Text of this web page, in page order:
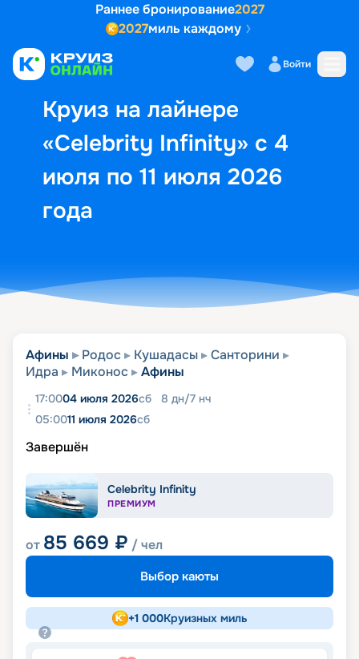
Раннее бронирование2027
2027миль каждому
Войти
Круиз на лайнере
«Celebrity Infinity» с 4
июля по 11 июля 2026
года
Выбор кают Маршрут и
Афины Родос Кушадасы
Санторини
Идра
Миконос Афины
17:0004 июля 2026сб 8 дн/7 нч
05:0011 июля 2026сб
Завершён
Celebrity Infinity
ПРЕМИУМ
от 85 669 ₽ / чел
Выбор каюты
+1 000Круизных миль